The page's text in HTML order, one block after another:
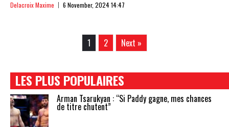
Delacroix Maxime 6 November, 2024 14:47
1 2 Next »
LES PLUS POPULAIRES
Arman Tsarukyan : “Si Paddy gagne, mes chances
de titre chutent”